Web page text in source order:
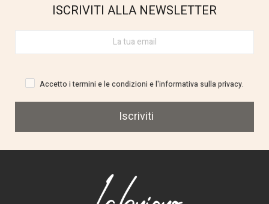
ISCRIVITI ALLA NEWSLETTER
Iscriviti
Accetto i termini e le condizioni e l'informativa sulla privacy.